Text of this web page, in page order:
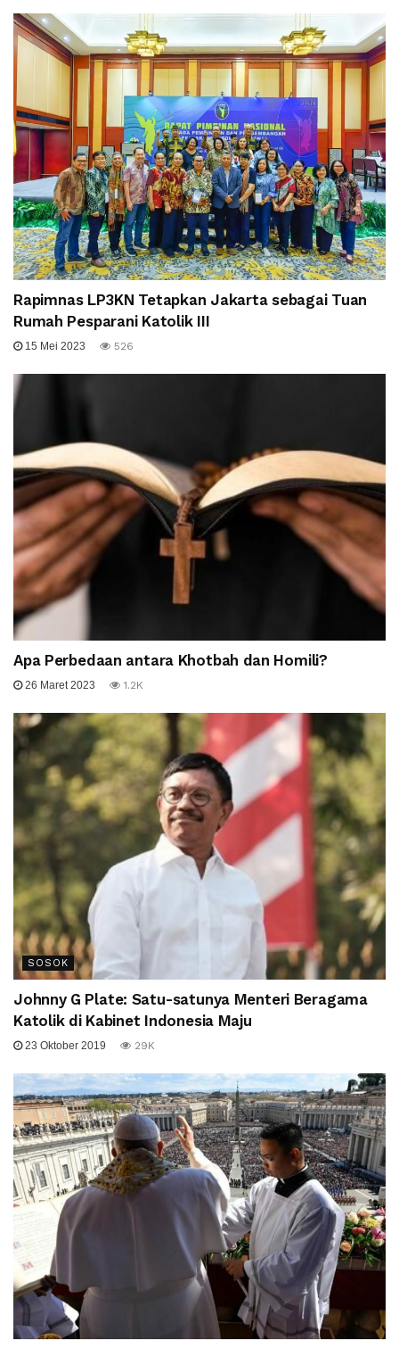
Rapimnas LP3KN Tetapkan Jakarta sebagai Tuan
Rumah Pesparani Katolik III
15 Mei 2023 526
Apa Perbedaan antara Khotbah dan Homili?
26 Maret 2023 1.2K
SOSOK
Johnny G Plate: Satu-satunya Menteri Beragama
Katolik di Kabinet Indonesia Maju
23 Oktober 2019 29K